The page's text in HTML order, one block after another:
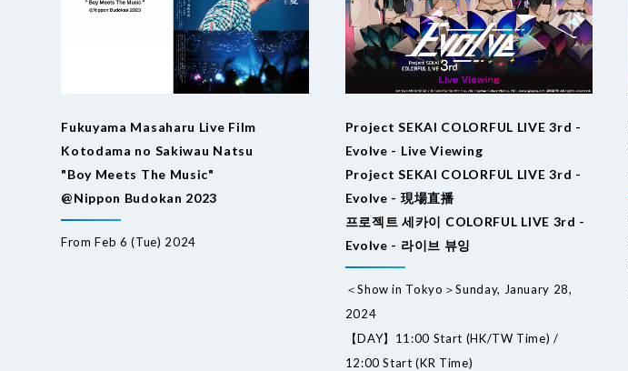
Fukuyama Masaharu Live Film
Kotodama no Sakiwau Natsu
"Boy Meets The Music"
@Nippon Budokan 2023
From Feb 6 (Tue) 2024
Project SEKAI COLORFUL LIVE 3rd -
Evolve - Live Viewing
Project SEKAI COLORFUL LIVE 3rd -
Evolve - 現場直播
프로젝트 세카이 COLORFUL LIVE 3rd -
Evolve - 라이브 뷰잉
＜Show in Tokyo＞Sunday, January 28,
2024
【DAY】11:00 Start (HK/TW Time) /
12:00 Start (KR Time)